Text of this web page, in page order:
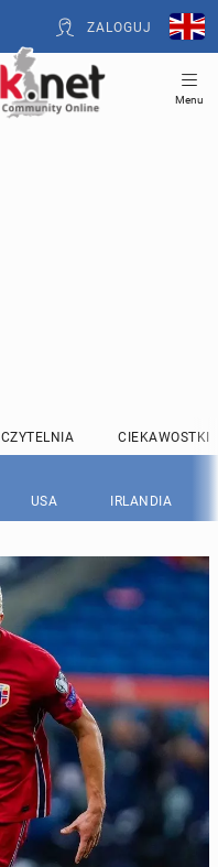
ZALOGUJ
Menu
CZYTELNIA CIEKAWOSTKI
USA IRLANDIA